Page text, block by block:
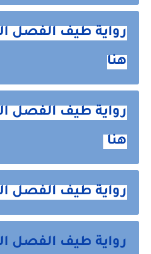
هنا
هنا
رواية طيف الفصل السابع
رواية طيف الفصل الثامن 8